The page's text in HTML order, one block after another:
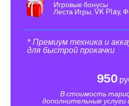
Игровые бонусы
Леста Игры, VK Play,
* Премиум техника и
для быстрой прокачки
950
В стоимость
дополнительные услуги